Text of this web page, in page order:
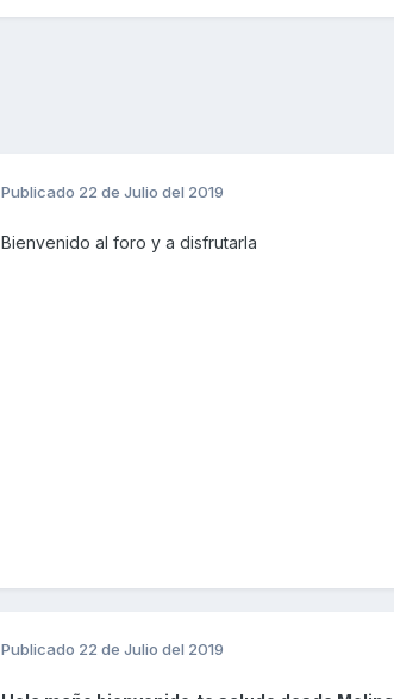
Publicado 22 de Julio del 2019
Bienvenido al foro y a disfrutarla
Publicado 22 de Julio del 2019